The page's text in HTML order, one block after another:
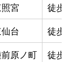
宮
徒歩25
台
徒歩19
原ノ町
徒歩14